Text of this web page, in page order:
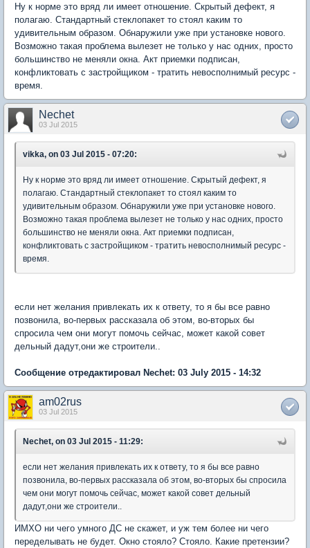
Ну к норме это вряд ли имеет отношение. Скрытый дефект, я
полагаю. Стандартный стеклопакет то стоял каким то
удивительным образом. Обнаружили уже при установке нового.
Возможно такая проблема вылезет не только у нас одних, просто
большинство не меняли окна. Акт приемки подписан,
конфликтовать с застройщиком - тратить невосполнимый ресурс -
время.
Nechet
03 Jul 2015
vikka, on 03 Jul 2015 - 07:20:
Ну к норме это вряд ли имеет отношение. Скрытый дефект, я
полагаю. Стандартный стеклопакет то стоял каким то
удивительным образом. Обнаружили уже при установке нового.
Возможно такая проблема вылезет не только у нас одних, просто
большинство не меняли окна. Акт приемки подписан,
конфликтовать с застройщиком - тратить невосполнимый ресурс -
время.
если нет желания привлекать их к ответу, то я бы все равно
позвонила, во-первых рассказала об этом, во-вторых бы
спросила чем они могут помочь сейчас, может какой совет
дельный дадут,они же строители..
Сообщение отредактировал Nechet: 03 July 2015 - 14:32
am02rus
03 Jul 2015
Nechet, on 03 Jul 2015 - 11:29:
если нет желания привлекать их к ответу, то я бы все равно
позвонила, во-первых рассказала об этом, во-вторых бы спросила
чем они могут помочь сейчас, может какой совет дельный
дадут,они же строители..
ИМХО ни чего умного ДС не скажет, и уж тем более ни чего
переделывать не будет. Окно стояло? Стояло. Какие претензии?